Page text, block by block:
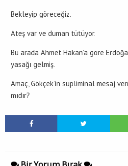
Bekleyip göreceğiz.
Ateş var ve duman tütüyor.
Bu arada Ahmet Hakan’a göre
yasağı gelmiş.
Amaç, Gökçek’in supliminal mesaj
mıdır?